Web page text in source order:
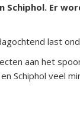
Er
last
aan het
Schiphol veel